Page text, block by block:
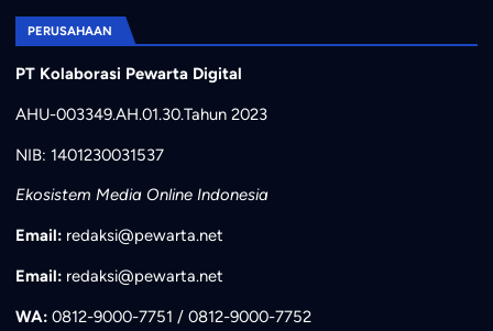
PERUSAHAAN
PT Kolaborasi Pewarta Digital
AHU-003349.AH.01.30.Tahun 2023
NIB: 1401230031537
Ekosistem Media Online Indonesia
Email: redaksi@pewarta.net
Email: redaksi@pewarta.net
WA:0812-9000-7751 / 0812-9000-7752